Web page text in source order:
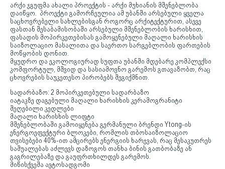
არქი ჯგუფმა ახალი პროექტის - არქი მუხიანის მშენებლობა
დაიწყო. პროექტი გამორჩეულია ამ უბანში არსებული ყველა
საცხოვრებელი სახლებისგან როგორც არქიტექტურით, ასევე
ფასთან შესაბამისობაში არსებული მშენებლობის ხარისხით,
ფასადის მოპირკეთებისას გამოყენებული მაღალი ხარისხის
საიზოლაციო მასალითა და საერთო სარგებლობის ფართების
მოწყობის დონით.
მყუდრო და ეკოლოგიურად სუფთა უბანში მდებარე კომპლექსი
კომფორტულ, მშვიდ და სასიამოვნო გარემოს გთავაზობთ, რაც
ცხოვრების საუკეთესო პირობებს შეგიქმნით.
სადარბაზო: 2 მოპირკეთებული სადარბაზო
იატაკზე დაგებული მაღალი ხარისხის კერამოგრანიტი
შეღებილი კედლები
მაღალი ხარისხის ლიფტი
მშენებლობაში გამოიყენება გერმანული ბრენდი Ytong-ის
ენერგოეფექტური ბლოკები, რომლის თბოსაიზოლაციო
თვისებები 40%-ით ამცირებს ენერგიის ხარჯვას, რაც მესაკუთრეს
საშუალებას აძლევს დაზოგოს თანხა ბინის გათბობაზე ან
გაგრილებაზე და გაუფრთხილდეს გარემოს.
მიწისქვეშა ავტოსადგომი